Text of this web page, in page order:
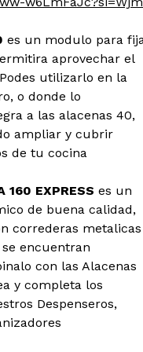
es un modulo para
aprovechar el
utilizarlo en la
o donde lo
a las alacenas 40,
ampliar y cubrir
de tu cocina
160 EXPRESS es un
de buena calidad,
correderas
encuentran
con las Alacenas
y completa los
Despenseros,